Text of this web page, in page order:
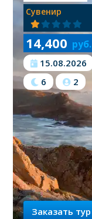
Сувенир
14,400 руб.
15.08.2026
6
2
Заказать тур